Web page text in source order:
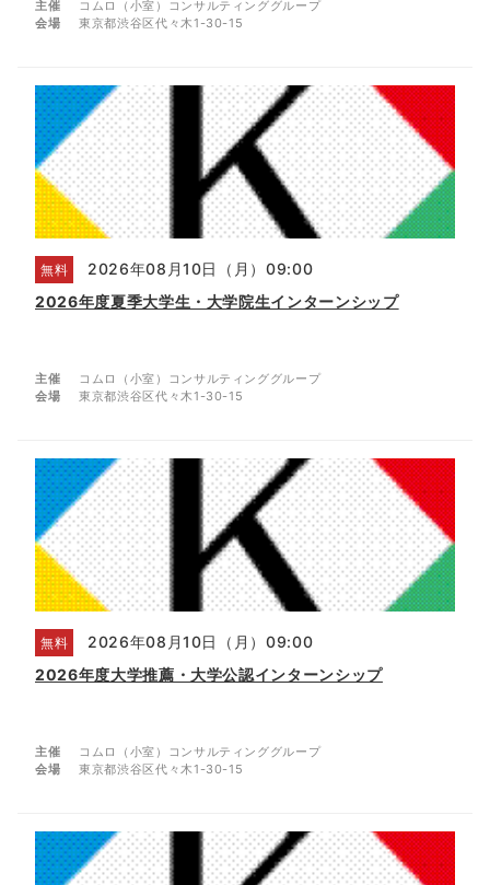
主催
コムロ（小室）コンサルティンググループ
会場
東京都渋谷区代々木1-30-15
無料
2026年08月10日（月）09:00
2026年度夏季大学生・大学院生インターンシップ
主催
コムロ（小室）コンサルティンググループ
会場
東京都渋谷区代々木1-30-15
無料
2026年08月10日（月）09:00
2026年度大学推薦・大学公認インターンシップ
主催
コムロ（小室）コンサルティンググループ
会場
東京都渋谷区代々木1-30-15